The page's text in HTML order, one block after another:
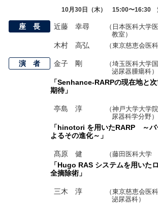
10月30日（木） 15:00〜16:30
座 長 近藤 幸尋
（日本医科大
教室）
木村 高弘 （東京慈恵会医
演 者 金子 剛
（埼玉医科大学
泌尿器腫瘍科）
「Senhance-RARPの現在地と
期待」
亭島 淳
（神戸大学大
尿器科学分野）
「hinotori を用いたRARP ～バ
よるその進化～」
髙原 健 （藤田医科大学
「Hugo RAS システムを用いた
全摘除術」
三木 淳
（東京慈恵会医
泌尿器科）